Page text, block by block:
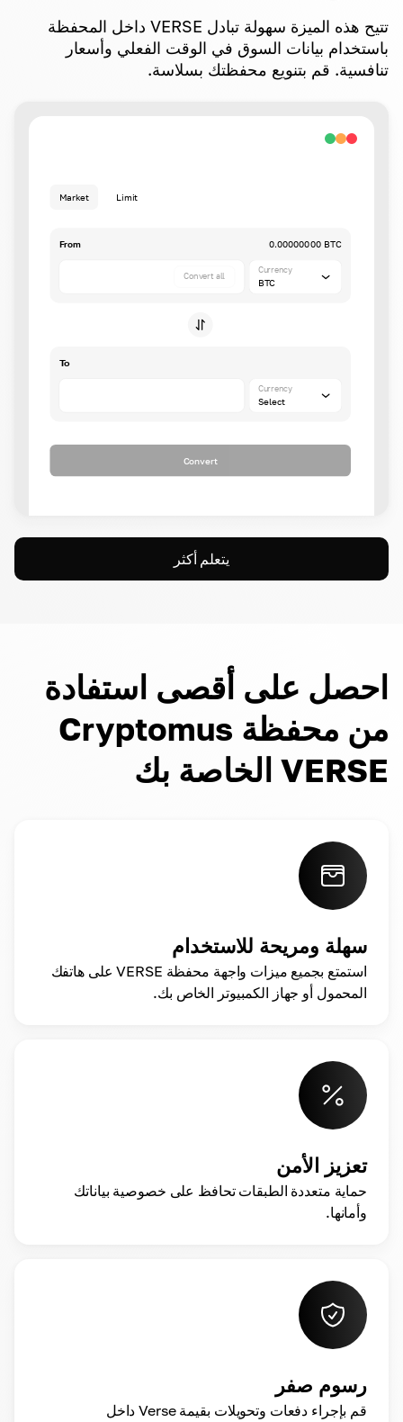
تتيح هذه الميزة سهولة تبادل VERSE داخل المحفظة
باستخدام بيانات السوق في الوقت الفعلي وأسعار
تنافسية. قم بتنويع محفظتك بسلاسة.
Market Limit
From 0.00000000 BTC
Convert all
Currency
BTC
To
Currency
Select
Convert
يتعلم أكثر
احصل على أقصى استفادة
من محفظة Cryptomus
VERSE الخاصة بك
سهلة ومريحة للاستخدام
استمتع بجميع ميزات واجهة محفظة VERSE على هاتفك
المحمول أو جهاز الكمبيوتر الخاص بك.
تعزيز الأمن
حماية متعددة الطبقات تحافظ على خصوصية بياناتك
وأمانها.
رسوم صفر
قم بإجراء دفعات وتحويلات بقيمة Verse داخل